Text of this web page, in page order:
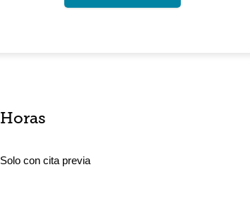
Horas
Solo con cita previa